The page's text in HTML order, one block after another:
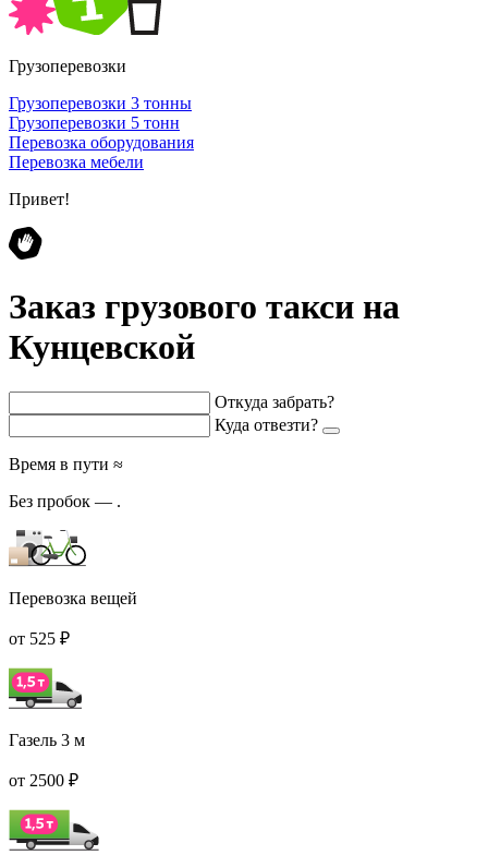
Грузоперевозки
Грузоперевозки 3 тонны
Грузоперевозки 5 тонн
Перевозка оборудования
Перевозка мебели
Привет!
Заказ грузового такси на
Кунцевской
Откуда забрать?
Куда отвезти?
Время в пути ≈
Без пробок — .
Перевозка вещей
от 525 ₽
Газель 3 м
от 2500 ₽